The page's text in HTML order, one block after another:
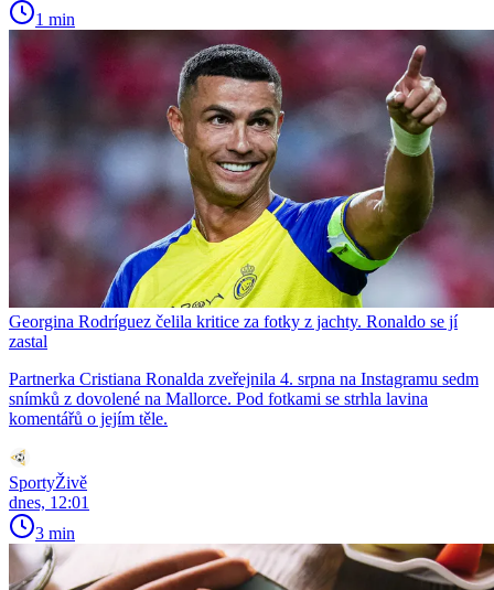
1 min
Georgina Rodríguez čelila kritice za fotky z jachty. Ronaldo se jí
zastal
Partnerka Cristiana Ronalda zveřejnila 4. srpna na Instagramu sedm
snímků z dovolené na Mallorce. Pod fotkami se strhla lavina
komentářů o jejím těle.
SportyŽivě
dnes, 12:01
3 min